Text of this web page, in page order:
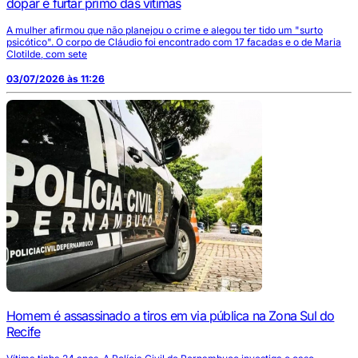
dopar e furtar primo das vítimas
A mulher afirmou que não planejou o crime e alegou ter tido um "surto
psicótico". O corpo de Cláudio foi encontrado com 17 facadas e o de Maria
Clotilde, com sete
03/07/2026 às 11:26
Homem é assassinado a tiros em via pública na Zona Sul do
Recife